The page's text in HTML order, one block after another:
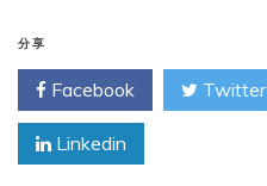
分享
Facebook Twitter
Linkedin